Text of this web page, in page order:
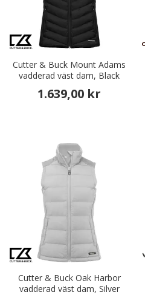
Cutter & Buck Mount Adams
vadderad väst dam, Black
1.639,00 kr
Cutter & Buck Oak Harbor
vadderad väst dam, Silver